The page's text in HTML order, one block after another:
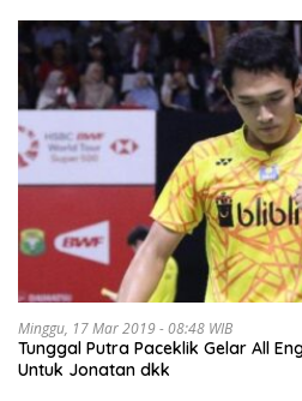
Minggu, 17 Mar 2019 - 08:48 WIB
Tunggal Putra Paceklik Gelar All
Untuk Jonatan dkk